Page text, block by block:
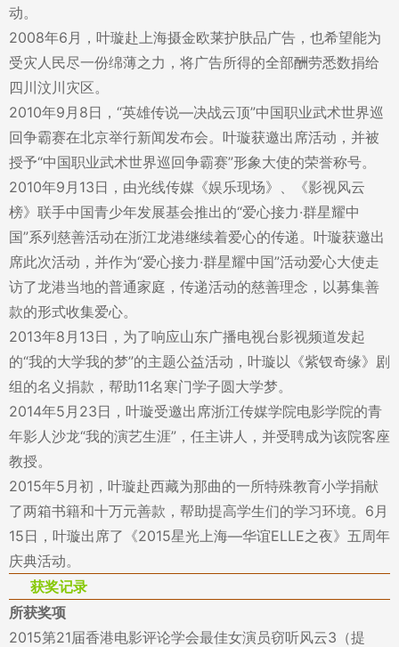
动。
2008年6月，叶璇赴上海摄金欧莱护肤品广告，也希望能为
受灾人民尽一份绵薄之力，将广告所得的全部酬劳悉数捐给
四川汶川灾区。
2010年9月8日，“英雄传说—决战云顶”中国职业武术世界巡
回争霸赛在北京举行新闻发布会。叶璇获邀出席活动，并被
授予“中国职业武术世界巡回争霸赛”形象大使的荣誉称号。
2010年9月13日，由光线传媒《娱乐现场》、《影视风云
榜》联手中国青少年发展基会推出的“爱心接力·群星耀中
国”系列慈善活动在浙江龙港继续着爱心的传递。叶璇获邀出
席此次活动，并作为“爱心接力·群星耀中国”活动爱心大使走
访了龙港当地的普通家庭，传递活动的慈善理念，以募集善
款的形式收集爱心。
2013年8月13日，为了响应山东广播电视台影视频道发起
的“我的大学我的梦”的主题公益活动，叶璇以《紫钗奇缘》剧
组的名义捐款，帮助11名寒门学子圆大学梦。
2014年5月23日，叶璇受邀出席浙江传媒学院电影学院的青
年影人沙龙“我的演艺生涯”，任主讲人，并受聘成为该院客座
教授。
2015年5月初，叶璇赴西藏为那曲的一所特殊教育小学捐献
了两箱书籍和十万元善款，帮助提高学生们的学习环境。6月
15日，叶璇出席了《2015星光上海—华谊ELLE之夜》五周年
庆典活动。
获奖记录
所获奖项
2015第21届香港电影评论学会最佳女演员窃听风云3（提